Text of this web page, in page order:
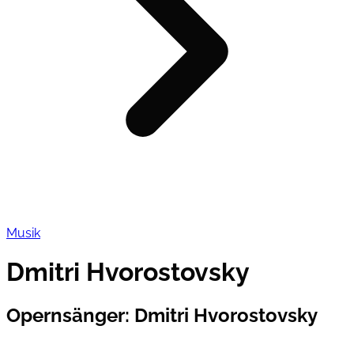
Musik
Dmitri Hvorostovsky
Opernsänger: Dmitri Hvorostovsky